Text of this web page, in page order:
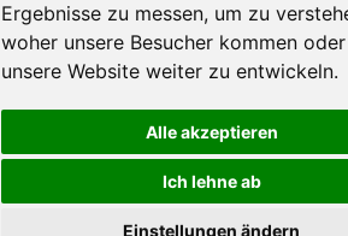
Ergebnisse zu messen, um zu
woher unsere Besucher kommen
unsere Website weiter zu entwickeln.
Alle akzeptieren
Ich lehne ab
Einstellungen ändern